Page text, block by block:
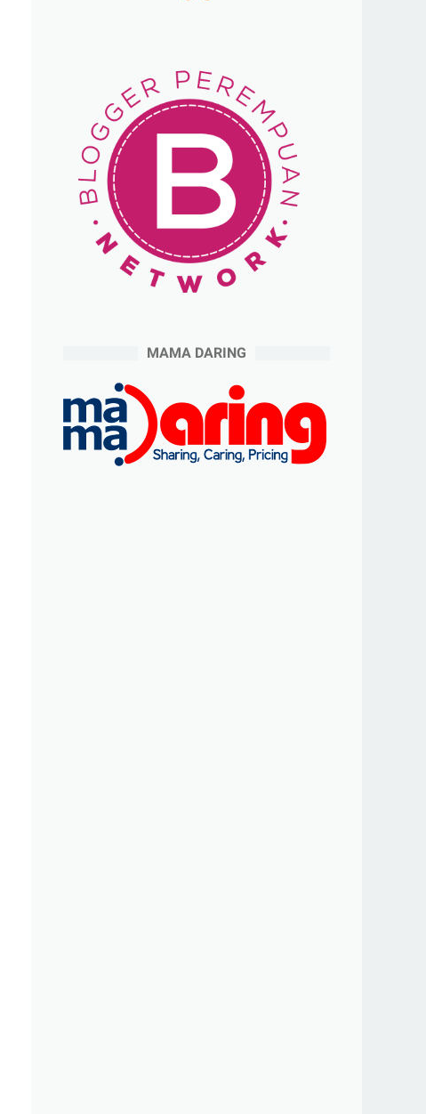
MAMA DARING